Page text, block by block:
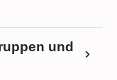
und